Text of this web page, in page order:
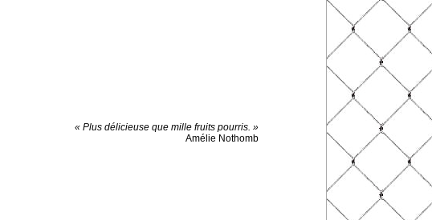
« Plus délicieuse que mille fruits pourris. »
Amélie Nothomb